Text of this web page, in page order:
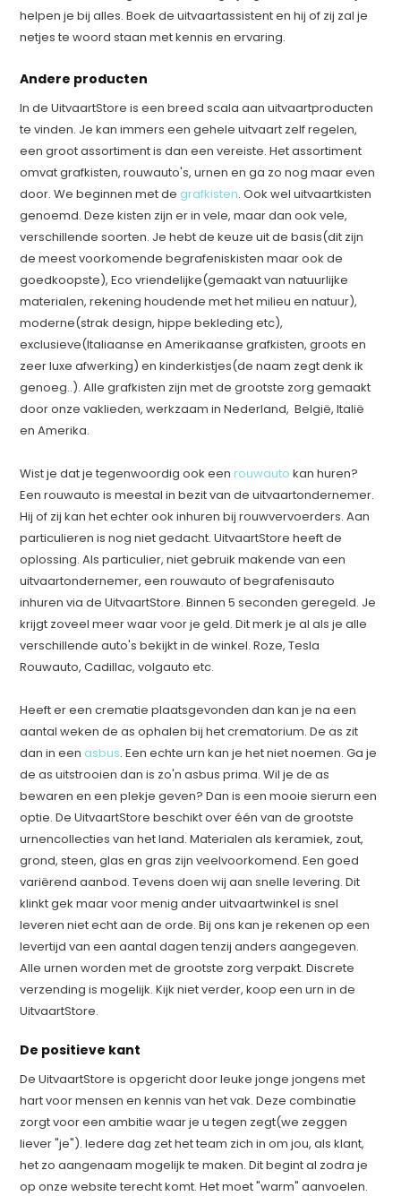
helpen je bij alles. Boek de uitvaartassistent en hij of zij zal je
netjes te woord staan met kennis en ervaring.
Andere producten
In de UitvaartStore is een breed scala aan uitvaartproducten
te vinden. Je kan immers een gehele uitvaart zelf regelen,
een groot assortiment is dan een vereiste. Het assortiment
omvat grafkisten, rouwauto's, urnen en ga zo nog maar even
door. We beginnen met de grafkisten. Ook wel uitvaartkisten
genoemd. Deze kisten zijn er in vele, maar dan ook vele,
verschillende soorten. Je hebt de keuze uit de basis(dit zijn
de meest voorkomende begrafeniskisten maar ook de
goedkoopste), Eco vriendelijke(gemaakt van natuurlijke
materialen, rekening houdende met het milieu en natuur),
moderne(strak design, hippe bekleding etc),
exclusieve(Italiaanse en Amerikaanse grafkisten, groots en
zeer luxe afwerking) en kinderkistjes(de naam zegt denk ik
genoeg..). Alle grafkisten zijn met de grootste zorg gemaakt
door onze vaklieden, werkzaam in Nederland, België, Italië
en Amerika.
Wist je dat je tegenwoordig ook eenrouwauto kan huren?
Een rouwauto is meestal in bezit van de uitvaartondernemer.
Hij of zij kan het echter ook inhuren bij rouwvervoerders. Aan
particulieren is nog niet gedacht. UitvaartStore heeft de
oplossing. Als particulier, niet gebruik makende van een
uitvaartondernemer, een rouwauto of begrafenisauto
inhuren via de UitvaartStore. Binnen 5 seconden geregeld. Je
krijgt zoveel meer waar voor je geld. Dit merk je al als je alle
verschillende auto's bekijkt in de winkel. Roze, Tesla
Rouwauto, Cadillac, volgauto etc.
Heeft er een crematie plaatsgevonden dan kan je na een
aantal weken de as ophalen bij het crematorium. De as zit
dan in een asbus. Een echte urn kan je het niet noemen. Ga je
de as uitstrooien dan is zo'n asbus prima. Wil je de as
bewaren en een plekje geven? Dan is een mooie sierurn een
optie. De UitvaartStore beschikt over één van de grootste
urnencollecties van het land. Materialen als keramiek, zout,
grond, steen, glas en gras zijn veelvoorkomend. Een goed
variërend aanbod. Tevens doen wij aan snelle levering. Dit
klinkt gek maar voor menig ander uitvaartwinkel is snel
leveren niet echt aan de orde. Bij ons kan je rekenen op een
levertijd van een aantal dagen tenzij anders aangegeven.
Alle urnen worden met de grootste zorg verpakt. Discrete
verzending is mogelijk. Kijk niet verder, koop een urn in de
UitvaartStore.
De positieve kant
De UitvaartStore is opgericht door leuke jonge jongens met
hart voor mensen en kennis van het vak. Deze combinatie
zorgt voor een ambitie waar je u tegen zegt(we zeggen
liever "je"). Iedere dag zet het team zich in om jou, als klant,
het zo aangenaam mogelijk te maken. Dit begint al zodra je
op onze website terecht komt. Het moet "warm" aanvoelen.